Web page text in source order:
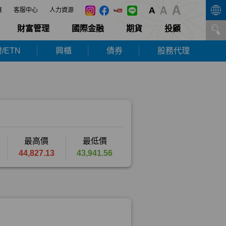
客服中心 人力資源
財富管理 國際金融 期貨 投顧
ETN 興櫃 債券 股務代理